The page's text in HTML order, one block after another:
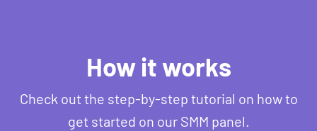
How it works
Check out the step-by-step tutorial on how to
get started on our SMM panel.